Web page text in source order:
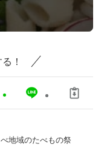
！
地域のたべもの祭